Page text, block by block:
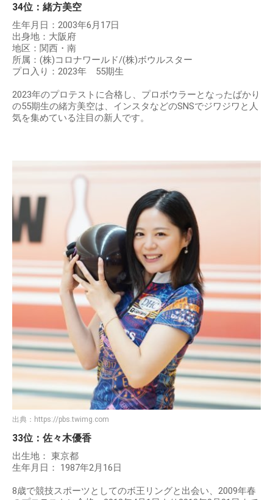
34位：緒方美空
生年月日：2003年6月17日
出身地：大阪府
地区：関西・南
所属：(株)コロナワールド/(株)ボウルスター
プロ入り：2023年 55期生
2023年のプロテストに合格し、プロボウラーとなったばかり
の55期生の緒方美空は、インスタなどのSNSでジワジワと人
気を集めている注目の新人です。
出典： https://pbs.twimg.com
33位：佐々木優香
出生地： 東京都
生年月日： 1987年2月16日
8歳で競技スポーツとしてのボ王リングと出会い、2009年春